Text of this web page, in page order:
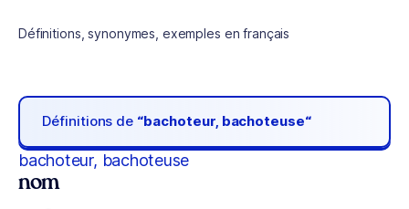
Définitions, synonymes, exemples en français
Définitions de “bachoteur, bachoteuse“
bachoteur, bachoteuse
nom